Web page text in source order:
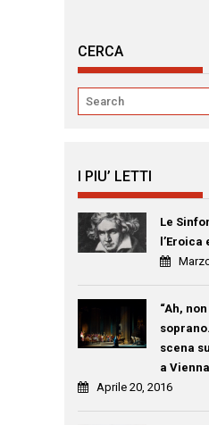
CERCA
I PIU’ LETTI
Le
“Ah,
scena
a Vienna
Aprile 20, 2016